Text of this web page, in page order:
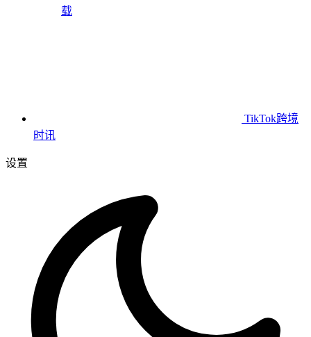
载
TikTok跨境
时讯
设置